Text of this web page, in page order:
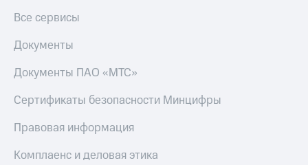
Все сервисы
Документы
Документы ПАО «МТС»
Сертификаты безопасности Минцифры
Правовая информация
Комплаенс и деловая этика